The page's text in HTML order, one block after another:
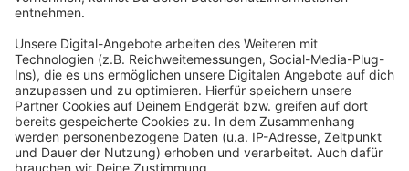
Anzeige